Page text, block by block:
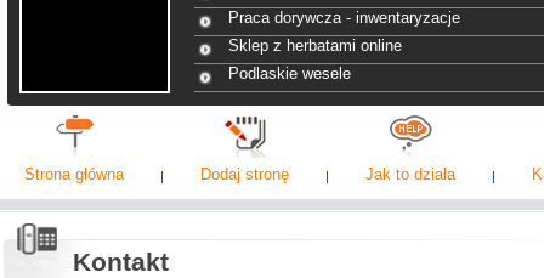
Praca dorywcza - inwentaryzacje
Sklep z herbatami online
Podlaskie wesele
Strona główna Dodaj stronę Jak to działa
Kontakt